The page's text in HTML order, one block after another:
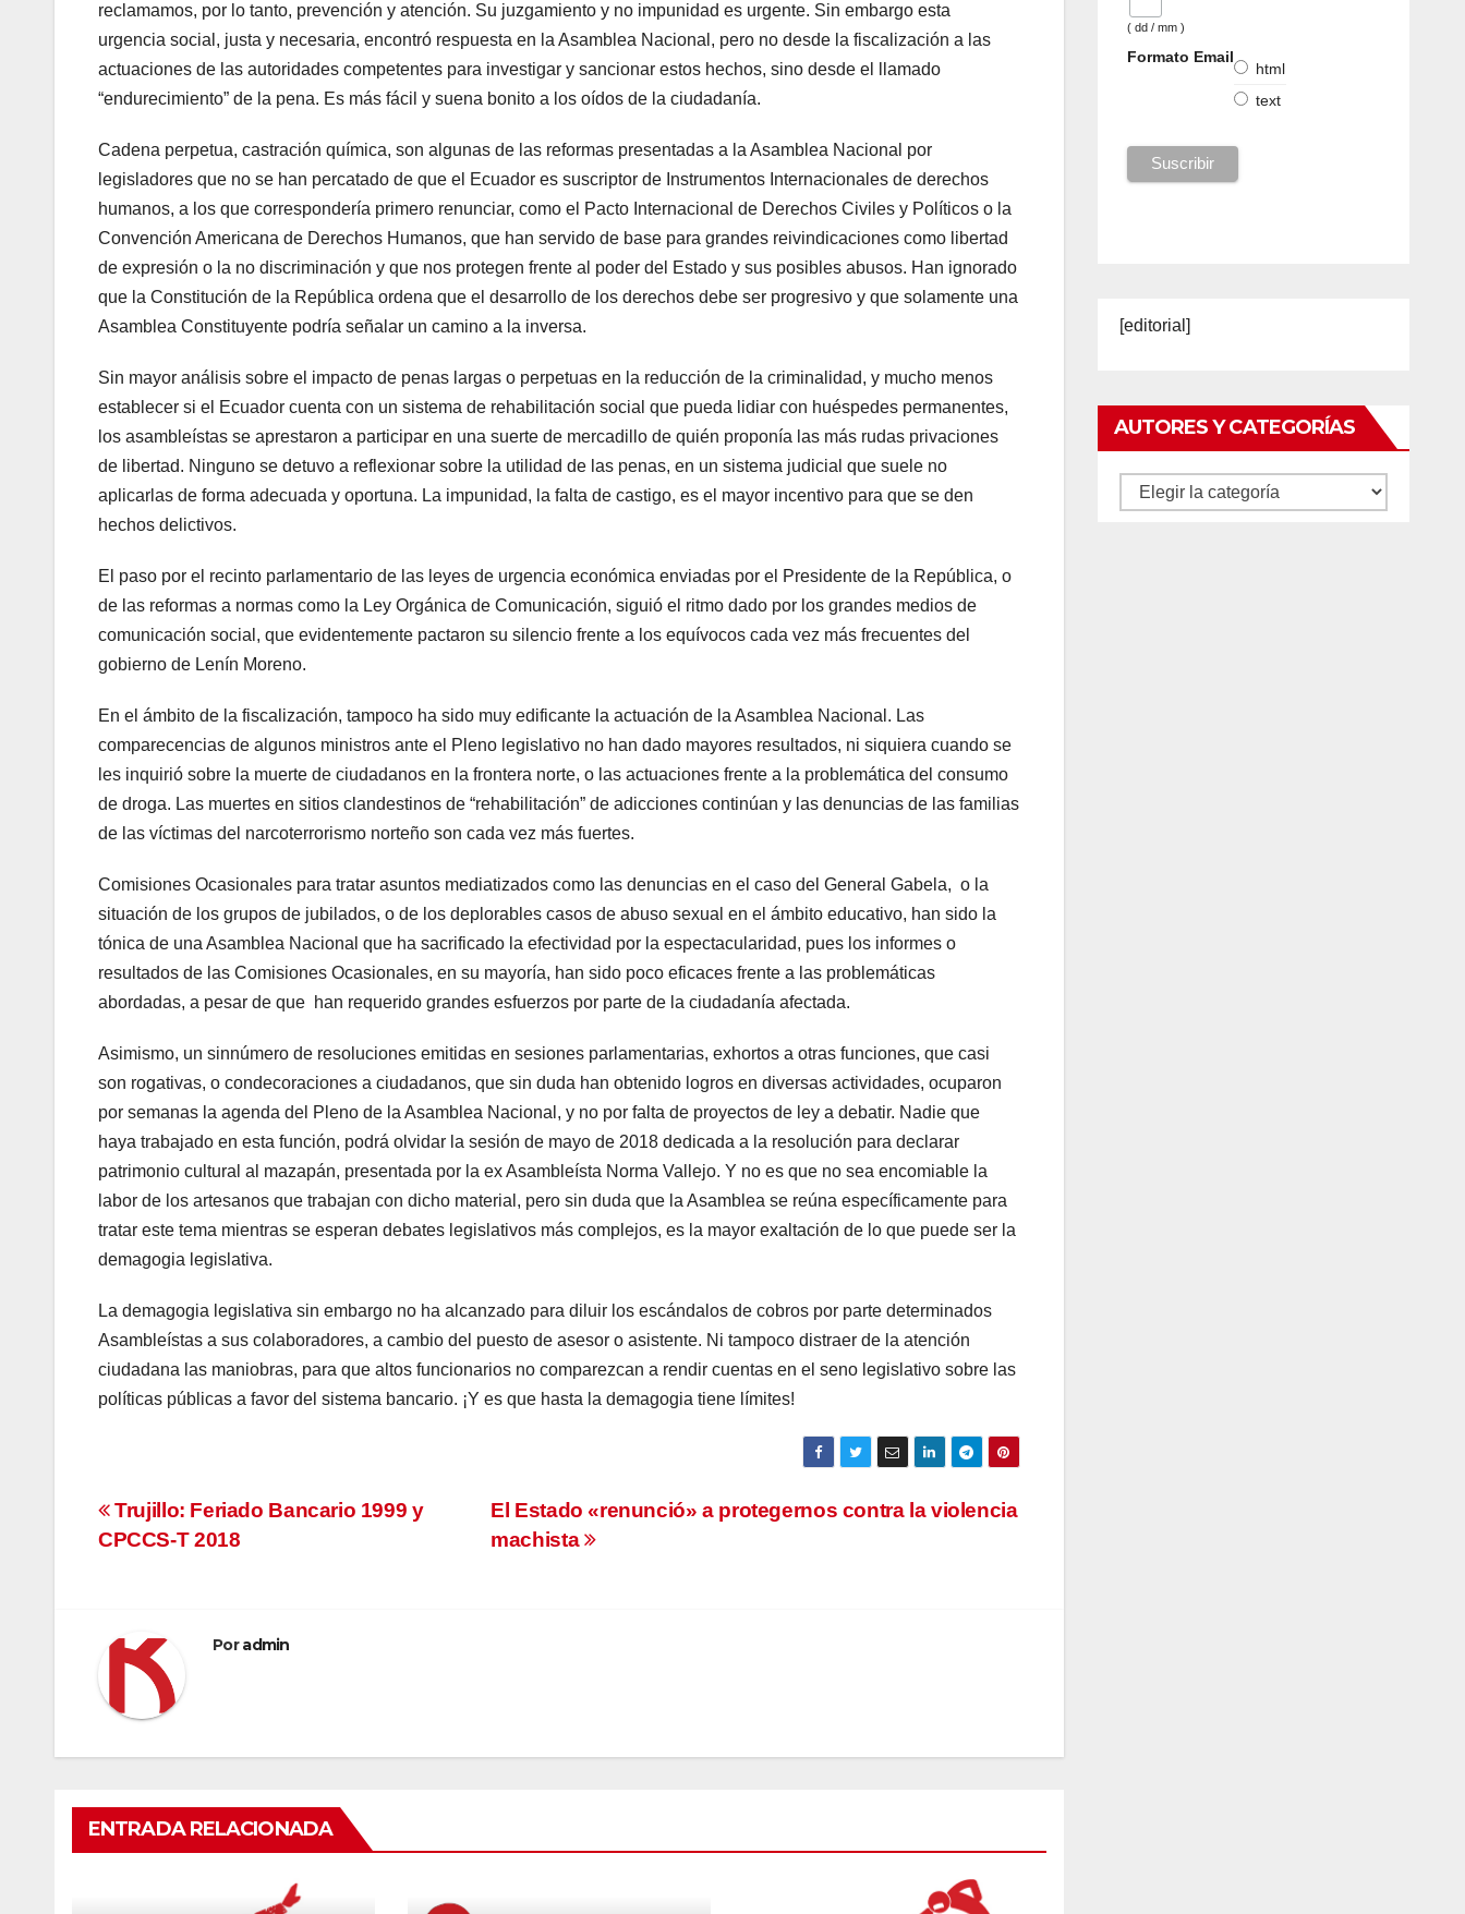
reclamamos, por lo tanto, prevención y atención. Su juzgamiento y no impunidad es urgente. Sin embargo esta
urgencia social, justa y necesaria, encontró respuesta en la Asamblea Nacional, pero no desde la fiscalización a las
actuaciones de las autoridades competentes para investigar y sancionar estos hechos, sino desde el llamado
“endurecimiento” de la pena. Es más fácil y suena bonito a los oídos de la ciudadanía.
Cadena perpetua, castración química, son algunas de las reformas presentadas a la Asamblea Nacional por
legisladores que no se han percatado de que el Ecuador es suscriptor de Instrumentos Internacionales de derechos
humanos, a los que correspondería primero renunciar, como el Pacto Internacional de Derechos Civiles y Políticos o la
Convención Americana de Derechos Humanos, que han servido de base para grandes reivindicaciones como libertad
de expresión o la no discriminación y que nos protegen frente al poder del Estado y sus posibles abusos. Han ignorado
que la Constitución de la República ordena que el desarrollo de los derechos debe ser progresivo y que solamente una
Asamblea Constituyente podría señalar un camino a la inversa.
Sin mayor análisis sobre el impacto de penas largas o perpetuas en la reducción de la criminalidad, y mucho menos
establecer si el Ecuador cuenta con un sistema de rehabilitación social que pueda lidiar con huéspedes permanentes,
los asambleístas se aprestaron a participar en una suerte de mercadillo de quién proponía las más rudas privaciones
de libertad. Ninguno se detuvo a reflexionar sobre la utilidad de las penas, en un sistema judicial que suele no
aplicarlas de forma adecuada y oportuna. La impunidad, la falta de castigo, es el mayor incentivo para que se den
hechos delictivos.
El paso por el recinto parlamentario de las leyes de urgencia económica enviadas por el Presidente de la República, o
de las reformas a normas como la Ley Orgánica de Comunicación, siguió el ritmo dado por los grandes medios de
comunicación social, que evidentemente pactaron su silencio frente a los equívocos cada vez más frecuentes del
gobierno de Lenín Moreno.
En el ámbito de la fiscalización, tampoco ha sido muy edificante la actuación de la Asamblea Nacional. Las
comparecencias de algunos ministros ante el Pleno legislativo no han dado mayores resultados, ni siquiera cuando se
les inquirió sobre la muerte de ciudadanos en la frontera norte, o las actuaciones frente a la problemática del consumo
de droga. Las muertes en sitios clandestinos de “rehabilitación” de adicciones continúan y las denuncias de las familias
de las víctimas del narcoterrorismo norteño son cada vez más fuertes.
Comisiones Ocasionales para tratar asuntos mediatizados como las denuncias en el caso del General Gabela, o la
situación de los grupos de jubilados, o de los deplorables casos de abuso sexual en el ámbito educativo, han sido la
tónica de una Asamblea Nacional que ha sacrificado la efectividad por la espectacularidad, pues los informes o
resultados de las Comisiones Ocasionales, en su mayoría, han sido poco eficaces frente a las problemáticas
abordadas, a pesar de que han requerido grandes esfuerzos por parte de la ciudadanía afectada.
Asimismo, un sinnúmero de resoluciones emitidas en sesiones parlamentarias, exhortos a otras funciones, que casi
son rogativas, o condecoraciones a ciudadanos, que sin duda han obtenido logros en diversas actividades, ocuparon
por semanas la agenda del Pleno de la Asamblea Nacional, y no por falta de proyectos de ley a debatir. Nadie que
haya trabajado en esta función, podrá olvidar la sesión de mayo de 2018 dedicada a la resolución para declarar
patrimonio cultural al mazapán, presentada por la ex Asambleísta Norma Vallejo. Y no es que no sea encomiable la
labor de los artesanos que trabajan con dicho material, pero sin duda que la Asamblea se reúna específicamente para
tratar este tema mientras se esperan debates legislativos más complejos, es la mayor exaltación de lo que puede ser la
demagogia legislativa.
La demagogia legislativa sin embargo no ha alcanzado para diluir los escándalos de cobros por parte determinados
Asambleístas a sus colaboradores, a cambio del puesto de asesor o asistente. Ni tampoco distraer de la atención
ciudadana las maniobras, para que altos funcionarios no comparezcan a rendir cuentas en el seno legislativo sobre las
políticas públicas a favor del sistema bancario. ¡Y es que hasta la demagogia tiene límites!
Navegación
de
El Estado «renunció» a protegernos contra la violencia
machista
Trujillo: Feriado Bancario 1999 y
CPCCS-T 2018
Poradmin
ENTRADA RELACIONADA
( dd / mm )
Formato Email
html
text
[editorial]
AUTORES Y CATEGORÍAS
Autores